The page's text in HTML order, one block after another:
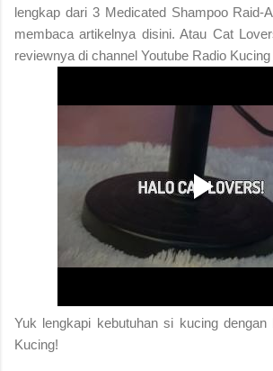
lengkap dari 3 Medicated Shampoo Raid-
membaca artikelnya disini. Atau Cat
reviewnya di channel Youtube Radio Kucing
Yuk lengkapi kebutuhan si kucing dengan
Kucing!